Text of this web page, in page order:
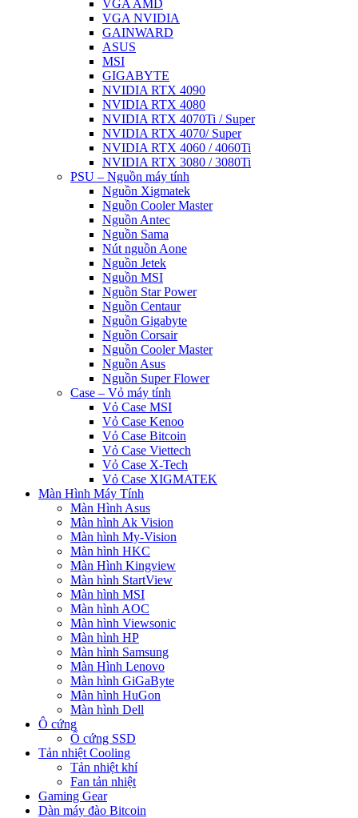
VGA AMD
VGA NVIDIA
GAINWARD
ASUS
MSI
GIGABYTE
NVIDIA RTX 4090
NVIDIA RTX 4080
NVIDIA RTX 4070Ti / Super
NVIDIA RTX 4070/ Super
NVIDIA RTX 4060 / 4060Ti
NVIDIA RTX 3080 / 3080Ti
PSU – Nguồn máy tính
Nguồn Xigmatek
Nguồn Cooler Master
Nguồn Antec
Nguồn Sama
Nút nguồn Aone
Nguồn Jetek
Nguồn MSI
Nguồn Star Power
Nguồn Centaur
Nguồn Gigabyte
Nguồn Corsair
Nguồn Cooler Master
Nguồn Asus
Nguồn Super Flower
Case – Vỏ máy tính
Vỏ Case MSI
Vỏ Case Kenoo
Vỏ Case Bitcoin
Vỏ Case Viettech
Vỏ Case X-Tech
Vỏ Case XIGMATEK
Màn Hình Máy Tính
Màn Hình Asus
Màn hình Ak Vision
Màn hình My-Vision
Màn hình HKC
Màn Hình Kingview
Màn hình StartView
Màn hình MSI
Màn hình AOC
Màn hình Viewsonic
Màn hình HP
Màn hình Samsung
Màn Hình Lenovo
Màn hình GiGaByte
Màn hình HuGon
Màn hình Dell
Ô cứng
Ổ cứng SSD
Tản nhiệt Cooling
Tản nhiệt khí
Fan tản nhiệt
Gaming Gear
Dàn máy đào Bitcoin